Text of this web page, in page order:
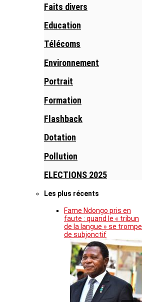
Faits divers
Education
Télécoms
Environnement
Portrait
Formation
Flashback
Dotation
Pollution
ELECTIONS 2025
Les plus récents
Fame Ndongo pris en
faute : quand le « tribun
de la langue » se trompe
de subjonctif